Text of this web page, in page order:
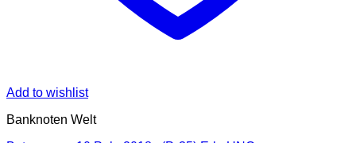
Add to wishlist
Banknoten Welt